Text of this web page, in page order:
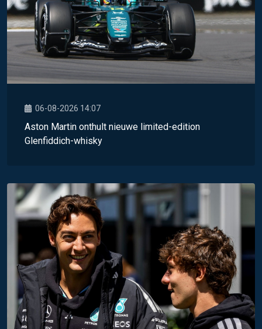
06-08-2026 14:07
Aston Martin onthult nieuwe limited-edition
Glenfiddich-whisky